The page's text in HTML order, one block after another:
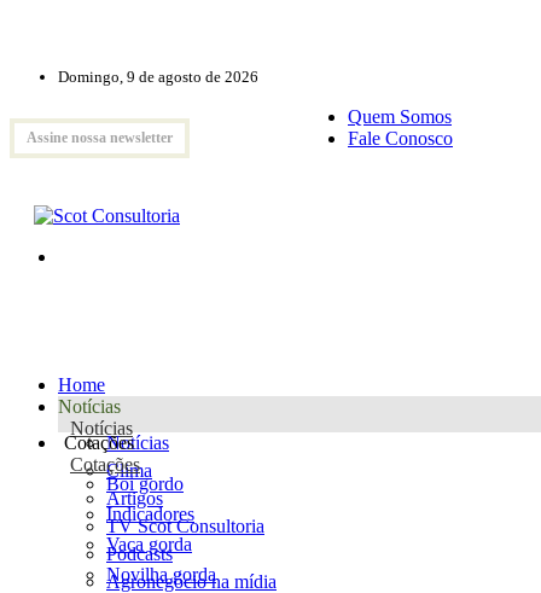
Domingo, 9 de agosto de 2026
Assine nossa newsletter
Quem Somos
Fale Conosco
Home
Notícias
Notícias
Notícias
Clima
Artigos
TV Scot Consultoria
Podcasts
Agronegócio na mídia
Cotações
Cotações
Boi gordo
Indicadores
Vaca gorda
Novilha gorda